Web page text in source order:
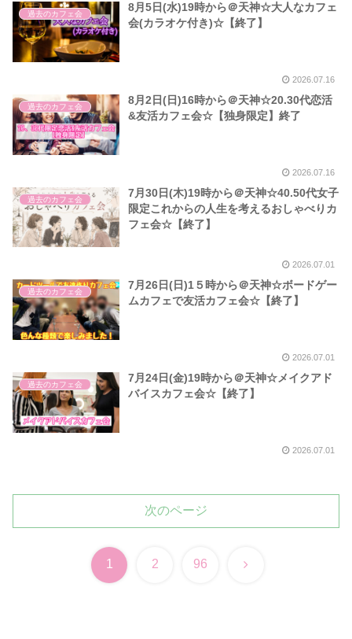
過去のカフェ会
8月5日(水)19時から＠天神☆大人なカフェ
会(カラオケ付き)☆【終了】
2026.07.16
過去のカフェ会
8月2日(日)16時から＠天神☆20.30代恋活
&友活カフェ会☆【独身限定】終了
2026.07.16
過去のカフェ会
7月30日(木)19時から＠天神☆40.50代女子
限定これからの人生を考えるおしゃべりカ
フェ会☆【終了】
2026.07.01
過去のカフェ会
7月26日(日)1５時から＠天神☆ボードゲー
ムカフェで友活カフェ会☆【終了】
2026.07.01
過去のカフェ会
7月24日(金)19時から＠天神☆メイクアド
バイスカフェ会☆【終了】
2026.07.01
次のページ
1 2 96 次